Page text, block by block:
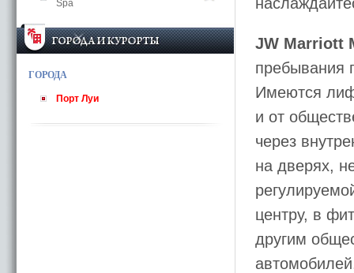
Spa
ГОРОДА
Порт Луи
JW Marriott
пребывания
Имеются
и от
через
на дверях,
центру, в
другим